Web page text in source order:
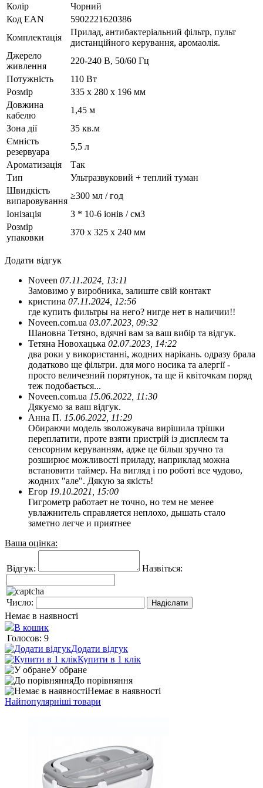
Колір
Чорний
Код ЕАN
5902221620386
Комплектація
Прилад, антибактеріальний фільтр, пульт
дистанційного керування, аромаолія.
Джерело
живлення
220-240 В, 50/60 Гц
Потужність
110 Вт
Розмір
335 х 280 х 196 мм
Довжина
кабелю
1,45 м
Зона дії
35 кв.м
Ємність
резервуара
5,5 л
Ароматизація
Так
Тип
Ультразвуковий + теплий туман
Швидкість
випаровування
≥300 мл / год
Іонізація
3 * 10-6 іонів / cм3
Розмір
упаковки
370 х 325 х 240 мм
Додати відгук
Noveen 07.11.2024, 13:11
Замовимо у виробника, залиште свій контакт
кристина 07.11.2024, 12:56
где купить фильтры на него? нигде нет в наличии!!
Noveen.com.ua 03.07.2023, 09:32
Шановна Тетяно, вдячні вам за ваш вибір та відгук.
Тетяна Новохацька 02.07.2023, 14:22
два роки у використанні, жодних нарікань. одразу брала
додатково ще фільтри. для мого носика та алергії -
просто величезний порятунок, та ще й квіточкам поряд
теж подобається...
Noveen.com.ua 15.06.2022, 11:30
Дякуємо за ваш відгук.
Анна П. 15.06.2022, 11:29
Обираючи модель зволожувача вирішила трішки
переплатити, проте взяти пристрій із дисплеєм та
сенсорним керуванням, адже це більш зручно та
розширює можливості приладу, наприклад можна
встановити таймер. На вигляд і по роботі все чудово,
жодних "але". Дякую за якість!
Егор 19.10.2021, 15:00
Гигрометр работает не точно, но тем не менее
увлажнитель справляется неплохо, дышать стало
заметно легче и приятнее
Ваша оцінка:
Відгук: Назвіться:
Число:
Немає в наявності
В кошик
Голосов: 9
Додати відгук
Купити в 1 клік
У обране
До порівняння
Немає в наявності
Найпопулярніші товари